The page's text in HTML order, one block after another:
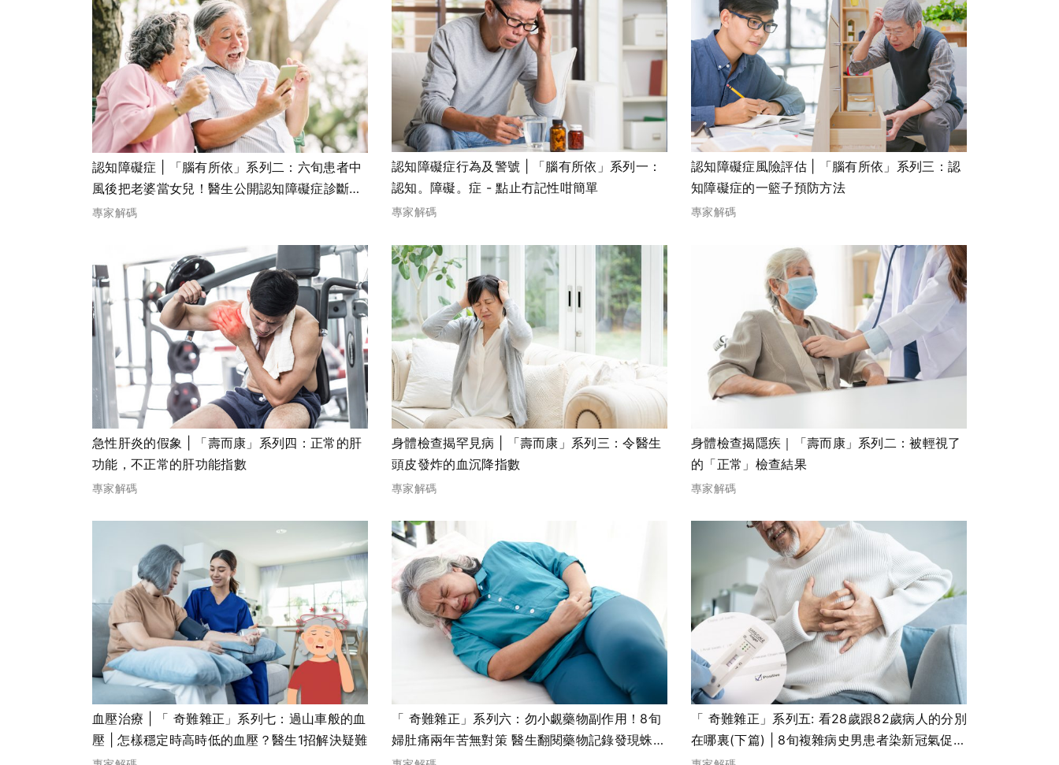
認知障礙症 | 「腦有所依」系列二：六旬患者中
風後把老婆當女兒！醫生公開認知障礙症診斷四
部曲、背後成因及症狀
專家解碼
認知障礙症行為及警號 | 「腦有所依」系列一：
認知。障礙。症 - 點止冇記性咁簡單
專家解碼
認知障礙症風險評估 | 「腦有所依」系列三：認
知障礙症的一籃子預防方法
專家解碼
急性肝炎的假象 | 「壽而康」系列四：正常的肝
功能，不正常的肝功能指數
專家解碼
身體檢查揭罕見病 | 「壽而康」系列三：令醫生
頭皮發炸的血沉降指數
專家解碼
身體檢查揭隱疾｜「壽而康」系列二：被輕視了
的「正常」檢查結果
專家解碼
血壓治療 | 「 奇難雜正」系列七：過山車般的血
壓 | 怎樣穩定時高時低的血壓？醫生1招解決疑難
「 奇難雜正」系列六：勿小覷藥物副作用！8旬
婦肚痛兩年苦無對策 醫生翻閱藥物記錄發現蛛絲
馬跡肚痛不治而癒
「 奇難雜正」系列五: 看28歲跟82歲病人的分別
在哪裏(下篇) | 8旬複雜病史男患者染新冠氣促入
院 連串身體毛病迎刃而解